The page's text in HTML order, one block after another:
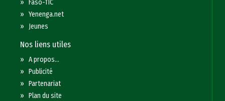
»Faso-TIC
»Yenenga.net
» Jeunes
Nos liens utiles
»A propos...
»Publicité
»Partenariat
»Plan du site